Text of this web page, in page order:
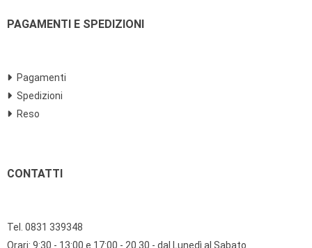
PAGAMENTI E SPEDIZIONI
Pagamenti
Spedizioni
Reso
CONTATTI
Tel. 0831 339348
Orari: 9:30 - 13:00 e 17:00 - 20.30 - dal Lunedì al Sabato